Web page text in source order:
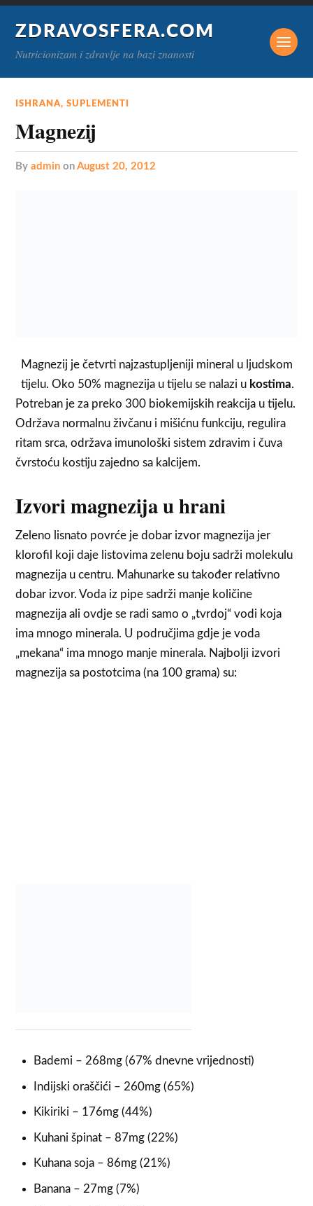
ZDRAVOSFERA.COM
Nutricionizam i zdravlje na bazi znanosti
ISHRANA,SUPLEMENTI
Magnezij
byadmin onAugust 20, 2012
Magnezij je četvrti najzastupljeniji mineral u ljudskom
tijelu. Oko 50% magnezija u tijelu se nalazi u kostima.
Potreban je za preko 300 biokemijskih reakcija u tijelu.
Održava normalnu živčanu i mišićnu funkciju, regulira
ritam srca, održava imunološki sistem zdravim i čuva
čvrstoću kostiju zajedno sa kalcijem.
Izvori magnezija u hrani
Zeleno lisnato povrće je dobar izvor magnezija jer
klorofil koji daje listovima zelenu boju sadrži molekulu
magnezija u centru. Mahunarke su također relativno
dobar izvor. Voda iz pipe sadrži manje količine
magnezija ali ovdje se radi samo o „tvrdoj“ vodi koja
ima mnogo minerala. U područjima gdje je voda
„mekana“ ima mnogo manje minerala. Najbolji izvori
magnezija sa postotcima (na 100 grama) su:
Bademi – 268mg (67% dnevne vrijednosti)
Indijski oraščići – 260mg (65%)
Kikiriki – 176mg (44%)
Kuhani špinat – 87mg (22%)
Kuhana soja – 86mg (21%)
Banana – 27mg (7%)